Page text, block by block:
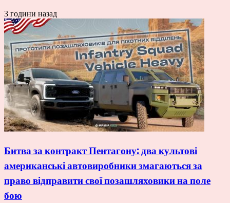
3 години назад
Битва за контракт Пентагону: два культові
американські автовиробники змагаються за
право відправити свої позашляховики на поле
бою